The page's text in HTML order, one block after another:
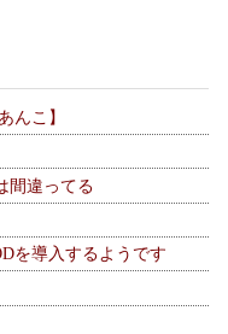
んこ】
間違ってる
を導入するようです